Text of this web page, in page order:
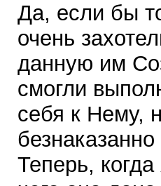
Да, если бы
очень
данную им
смогли
себя к Нему,
Теперь,